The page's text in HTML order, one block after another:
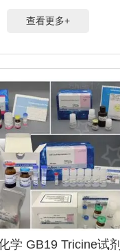
查看更多+
学 GB19 Tricine试剂